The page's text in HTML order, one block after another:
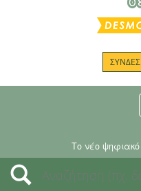
Το νέο